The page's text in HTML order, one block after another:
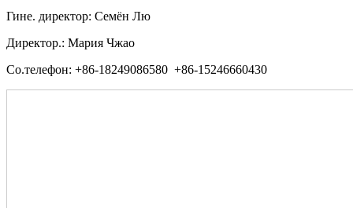
Гине. директор: Семён Лю
Директор.: Мария Чжао
Со.телефон: +86-18249086580 +86-15246660430